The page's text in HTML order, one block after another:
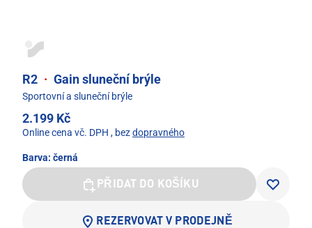
R2 · Gain sluneční brýle
Sportovní a sluneční brýle
2.199 Kč
Online cena vč. DPH , bezdopravného
Barva: černá
PŘIDAT DO KOŠÍKU
REZERVOVAT V PRODEJNĚ